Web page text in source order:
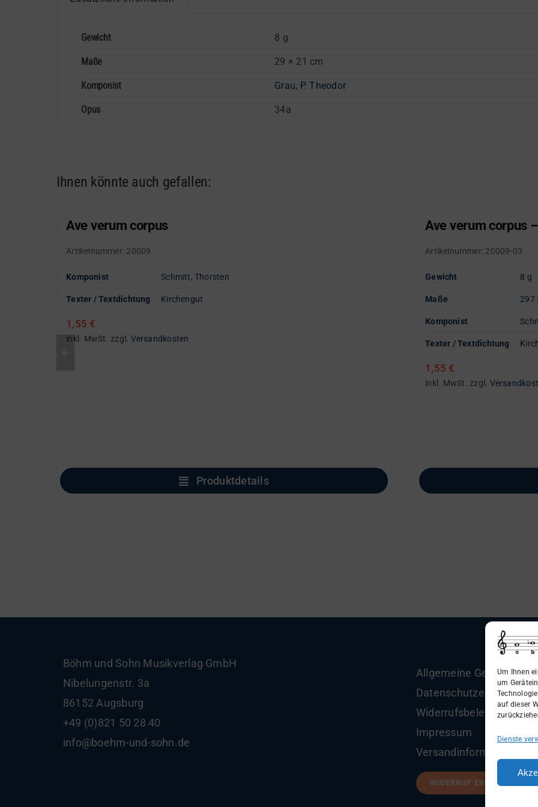
Um Ihnen
um
auf dieser
Dienste
Gewicht 8 g
Maße 29 × 21 cm
Komponist Grau, P. Theodor
Opus 34a
Ihnen könnte auch gefallen:
Ave verum corpus
Artikelnummer: 20009
Komponist Schmitt, Thorsten
Texter / Textdichtung Kirchengut
1,55 €
inkl. MwSt. zzgl. Versandkosten
Produktdetails
Ave verum corpus
Artikelnummer: 20009-03
Gewicht 8 g
Maße 297
Komponist
Texter / Textdichtung
1,55 €
inkl. MwSt. zzgl.
Böhm und Sohn Musikverlag GmbH
Nibelungenstr. 3a
86152 Augsburg
+49 (0)821 50 28 40
info@boehm-und-sohn.de
Allgemeine
Datenschutzerklärung
Widerrufsbelehrung
Impressum
Versandinformationen
WIDERRUF ERKLÄREN